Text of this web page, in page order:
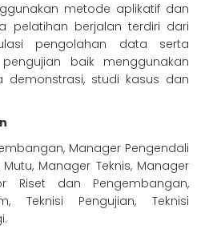
metode aplikatif dan
pelatihan berjalan terdiri dari
pengolahan data serta
baik menggunakan
studi kasus dan
Manager Pengendali
Manager Teknis, Manager
Riset dan Pengembangan,
Teknisi Pengujian, Teknisi